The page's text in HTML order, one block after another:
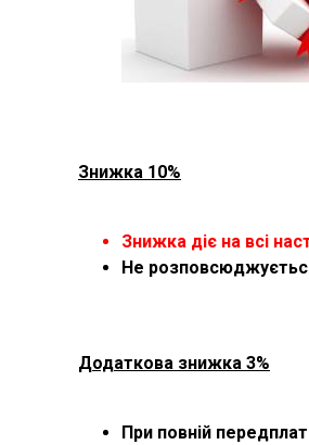
Знижка 10%
Знижка діє на всі
Не
Додаткова знижка 3%
При повній